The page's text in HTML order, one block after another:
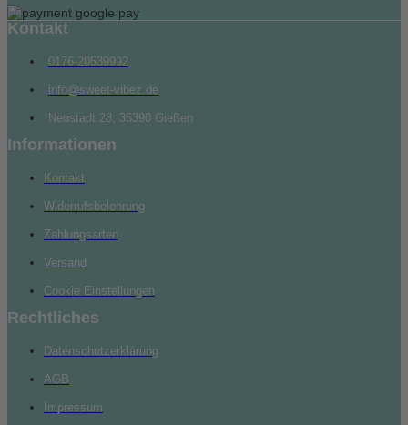
Kontakt
0176-20539992
info@sweet-vibez.de
Neustadt 28, 35390 Gießen
Informationen
Kontakt
Widerrufsbelehrung
Zahlungsarten
Versand
Cookie Einstellungen
Rechtliches
Datenschutzerklärung
AGB
Impressum